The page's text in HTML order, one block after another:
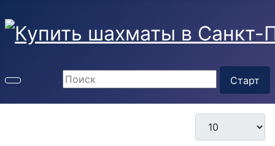
Кол-во строк: